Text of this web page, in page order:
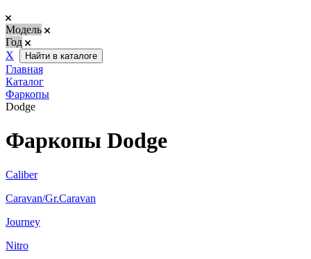
Модель
Год
Х
Найти в каталоге
Главная
Каталог
Фаркопы
Dodge
Фаркопы Dodge
Caliber
Caravan/Gr.Caravan
Journey
Nitro